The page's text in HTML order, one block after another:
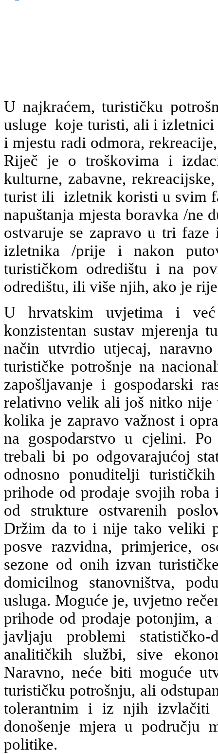
U najkraćem, turističku
usluge koje turisti, ali i izletnici
i mjestu radi odmora,
Riječ je o troškovima i
kulturne, zabavne,
turist ili izletnik koristi u svim
napuštanja mjesta boravka /ne
ostvaruje se zapravo u tri
izletnika /prije i nakon
turističkom odredištu i na
odredištu, ili više njih, ako je
U hrvatskim uvjetima i
konzistentan sustav mjerenja
način utvrdio utjecaj,
turističke potrošnje na
zapošljavanje i gospodarski
relativno velik ali još nitko
kolika je zapravo važnost i
na gospodarstvo u cjelini.
trebali bi po odgovarajućoj
odnosno ponuditelji
prihode od prodaje svojih
od strukture ostvarenih
Držim da to i nije tako veliki
posve razvidna, primjerice,
sezone od onih izvan
domicilnog stanovništva,
usluga. Moguće je, uvjetno
prihode od prodaje potonjim,
javljaju problemi statističko-
analitičkih službi, sive
Naravno, neće biti moguće
turističku potrošnju, ali
tolerantnim i iz njih izvlačiti
donošenje mjera u području
politike.